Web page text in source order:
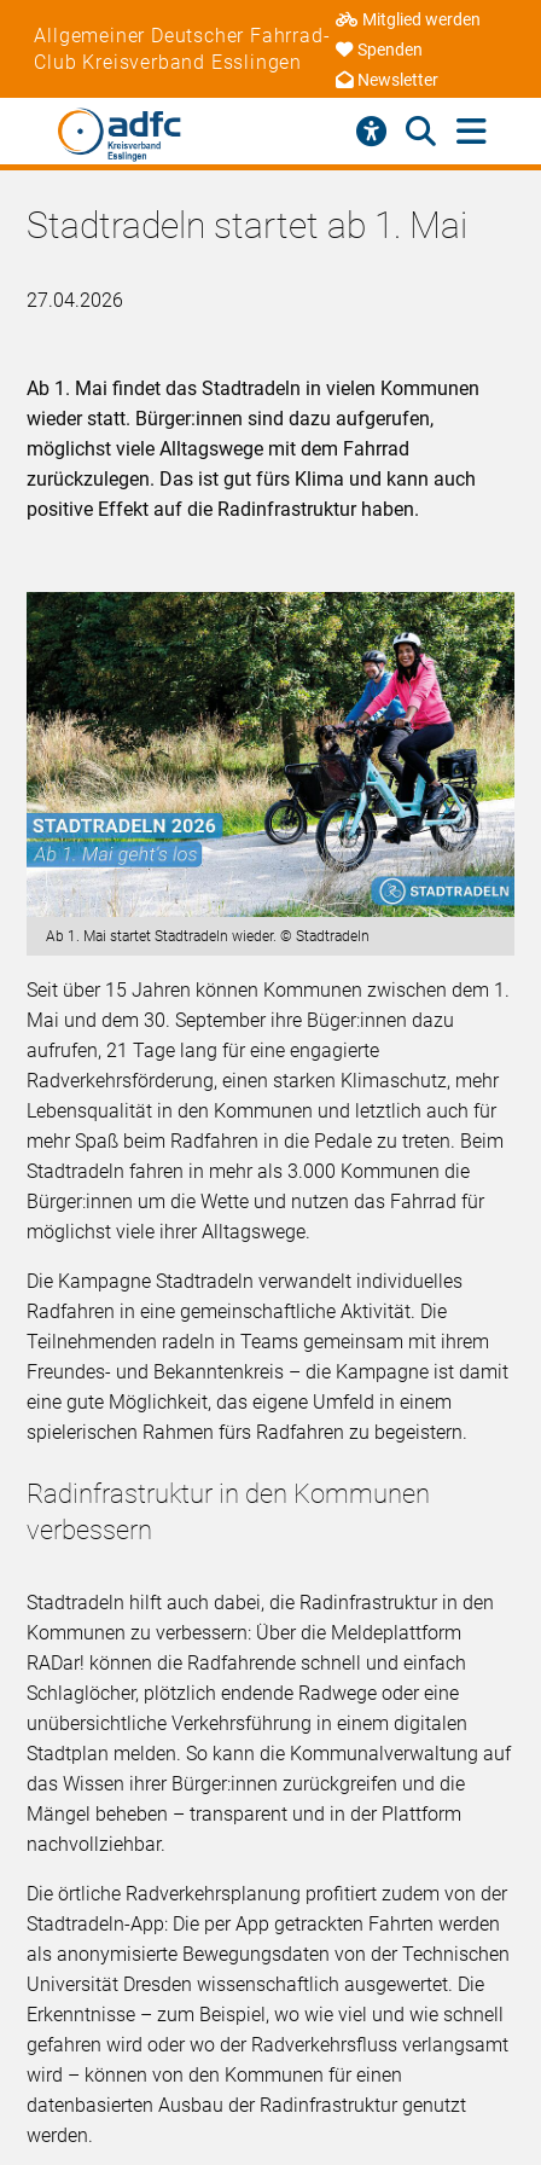
Allgemeiner Deutscher Fahrrad-
Club Kreisverband Esslingen
Mitglied werden
Spenden
Newsletter
Stadtradeln startet ab 1. Mai
27.04.2026
Ab 1. Mai findet das Stadtradeln in vielen Kommunen
wieder statt. Bürger:innen sind dazu aufgerufen,
möglichst viele Alltagswege mit dem Fahrrad
zurückzulegen. Das ist gut fürs Klima und kann auch
positive Effekt auf die Radinfrastruktur haben.
Ab 1. Mai startet Stadtradeln wieder. © Stadtradeln
Seit über 15 Jahren können Kommunen zwischen dem 1.
Mai und dem 30. September ihre Büger:innen dazu
aufrufen, 21 Tage lang für eine engagierte
Radverkehrsförderung, einen starken Klimaschutz, mehr
Lebensqualität in den Kommunen und letztlich auch für
mehr Spaß beim Radfahren in die Pedale zu treten. Beim
Stadtradeln fahren in mehr als 3.000 Kommunen die
Bürger:innen um die Wette und nutzen das Fahrrad für
möglichst viele ihrer Alltagswege.
Die Kampagne Stadtradeln verwandelt individuelles
Radfahren in eine gemeinschaftliche Aktivität. Die
Teilnehmenden radeln in Teams gemeinsam mit ihrem
Freundes- und Bekanntenkreis – die Kampagne ist damit
eine gute Möglichkeit, das eigene Umfeld in einem
spielerischen Rahmen fürs Radfahren zu begeistern.
Radinfrastruktur in den Kommunen
verbessern
Stadtradeln hilft auch dabei, die Radinfrastruktur in den
Kommunen zu verbessern: Über die Meldeplattform
RADar! können die Radfahrende schnell und einfach
Schlaglöcher, plötzlich endende Radwege oder eine
unübersichtliche Verkehrsführung in einem digitalen
Stadtplan melden. So kann die Kommunalverwaltung auf
das Wissen ihrer Bürger:innen zurückgreifen und die
Mängel beheben – transparent und in der Plattform
nachvollziehbar.
Die örtliche Radverkehrsplanung profitiert zudem von der
Stadtradeln-App: Die per App getrackten Fahrten werden
als anonymisierte Bewegungsdaten von der Technischen
Universität Dresden wissenschaftlich ausgewertet. Die
Erkenntnisse – zum Beispiel, wo wie viel und wie schnell
gefahren wird oder wo der Radverkehrsfluss verlangsamt
wird – können von den Kommunen für einen
datenbasierten Ausbau der Radinfrastruktur genutzt
werden.